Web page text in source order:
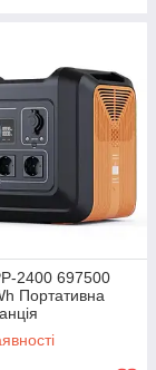
2400 697500
Портативна